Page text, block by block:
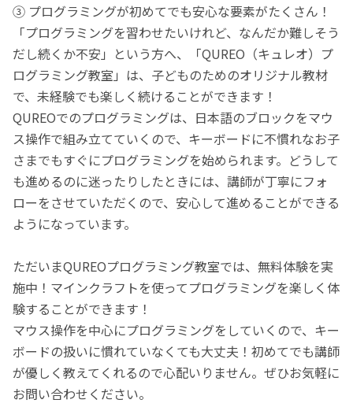
③ プログラミングが初めてでも安心な要素がたくさん！
「プログラミングを習わせたいけれど、なんだか難しそう
だし続くか不安」という方へ、「QUREO（キュレオ）プ
ログラミング教室」は、子どものためのオリジナル教材
で、未経験でも楽しく続けることができます！
QUREOでのプログラミングは、日本語のブロックをマウ
ス操作で組み立てていくので、キーボードに不慣れなお子
さまでもすぐにプログラミングを始められます。どうして
も進めるのに迷ったりしたときには、講師が丁寧にフォ
ローをさせていただくので、安心して進めることができる
ようになっています。
ただいまQUREOプログラミング教室では、無料体験を実
施中！マインクラフトを使ってプログラミングを楽しく体
験することができます！
マウス操作を中心にプログラミングをしていくので、キー
ボードの扱いに慣れていなくても大丈夫！初めてでも講師
が優しく教えてくれるので心配いりません。ぜひお気軽に
お問い合わせください。